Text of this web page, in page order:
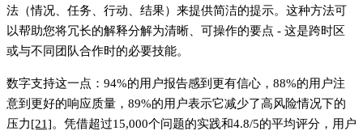
法（情况、任务、行动、结果）来提供简洁的提示。这种方法可
以帮助您将冗长的解释分解为清晰、可操作的要点 - 这是跨时区
或与不同团队合作时的必要技能。
数字支持这一点：94%的用户报告感到更有信心，88%的用户注
意到更好的响应质量，89%的用户表示它减少了高风险情况下的
压力[21]。凭借超过15,000个问题的实践和4.8/5的平均评分，用户